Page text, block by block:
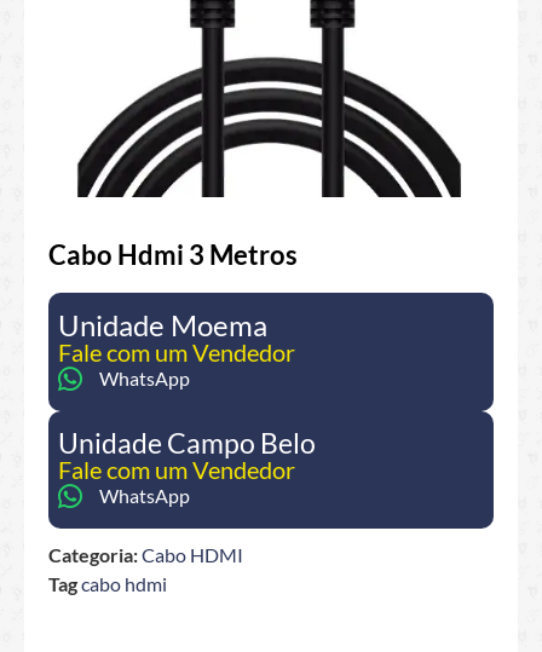
Cabo Hdmi 3 Metros
Unidade Moema
Fale com um Vendedor
WhatsApp
Unidade Campo Belo
Fale com um Vendedor
WhatsApp
Categoria:Cabo HDMI
Tagcabo hdmi